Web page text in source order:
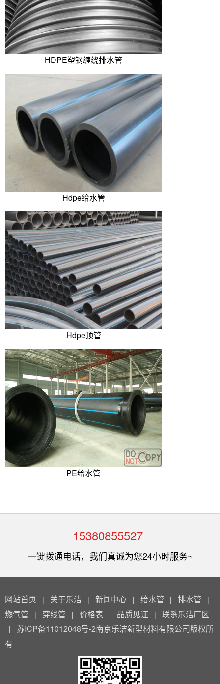
HDPE塑钢缠绕排水管
Hdpe给水管
Hdpe顶管
PE给水管
15380855527
一键拨通电话，我们真诚为您24小时服务~
网站首页 | 关于乐洁 | 新闻中心 | 给水管 | 排水管 |
燃气管 | 穿线管 | 价格表 | 品质见证 | 联系乐洁厂区
| 苏ICP备11012048号-2南京乐洁新型材料有限公司版权所
有